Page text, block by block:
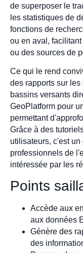
de superposer le
les statistiques de
fonctions de
ou en aval,
ou des sources de
Ce qui le rend
des rapports sur
bassins versants
GeoPlatform pour
permettant
Grâce à des
utilisateurs, c'est
professionnels de
intéressée par les
Points
Accède aux
aux données
Génère des
des